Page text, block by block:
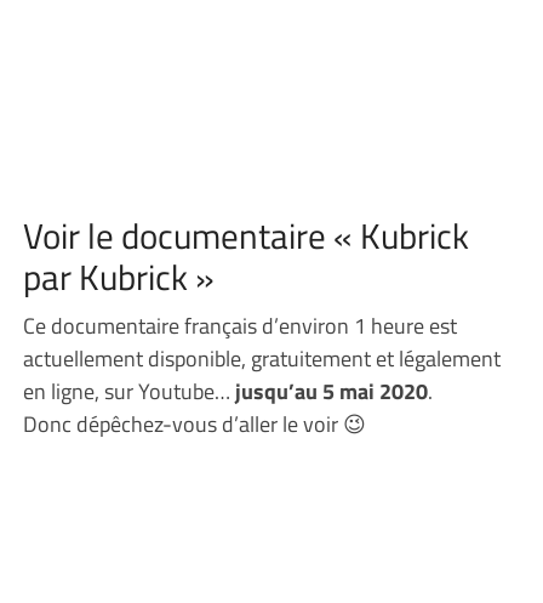
Voir le documentaire « Kubrick
par Kubrick »
Ce documentaire français d’environ 1 heure est
actuellement disponible, gratuitement et légalement
en ligne, sur Youtube… jusqu’au 5 mai 2020.
Donc dépêchez-vous d’aller le voir 😉